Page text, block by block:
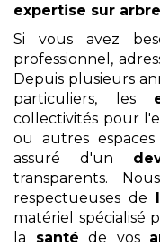
expertise sur
Si vous avez
professionnel,
Depuis plusieurs
particuliers, les
collectivités pour
ou autres espaces
assuré d'un
transparents.
respectueuses de
matériel spécialisé
la santé de vos